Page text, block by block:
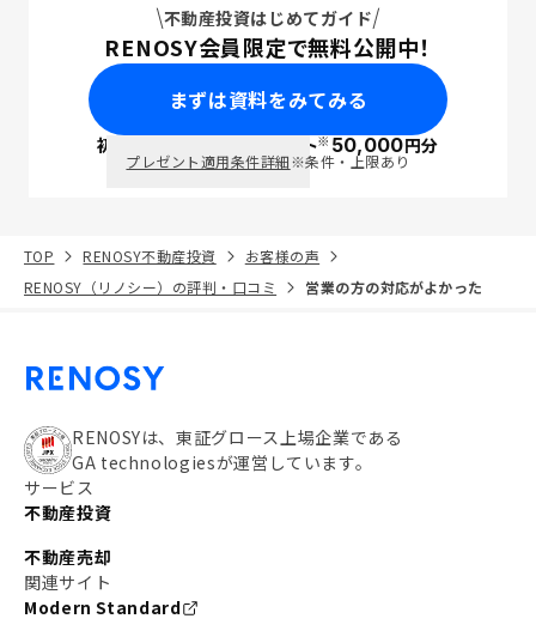
不動産投資はじめてガイド
RENOSY会員限定で無料公開中！
まずは資料をみてみる
初回面談で ポイント※50,000円分
プレゼント適用条件詳細※条件・上限あり
TOP RENOSY不動産投資
お客様の声
RENOSY（リノシー）の評判・口コミ
営業の方の対応がよかった
RENOSYは、東証グロース上場企業である
GA technologiesが運営しています。
サービス
不動産投資
不動産売却
関連サイト
Modern Standard